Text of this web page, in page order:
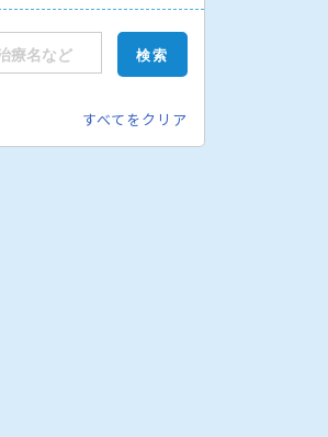
すべてをクリア